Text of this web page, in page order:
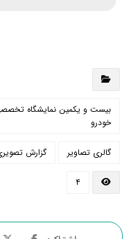
بیست و یکمین نمایشگاه
خودرو
گالری تصاویر گزارش
۴